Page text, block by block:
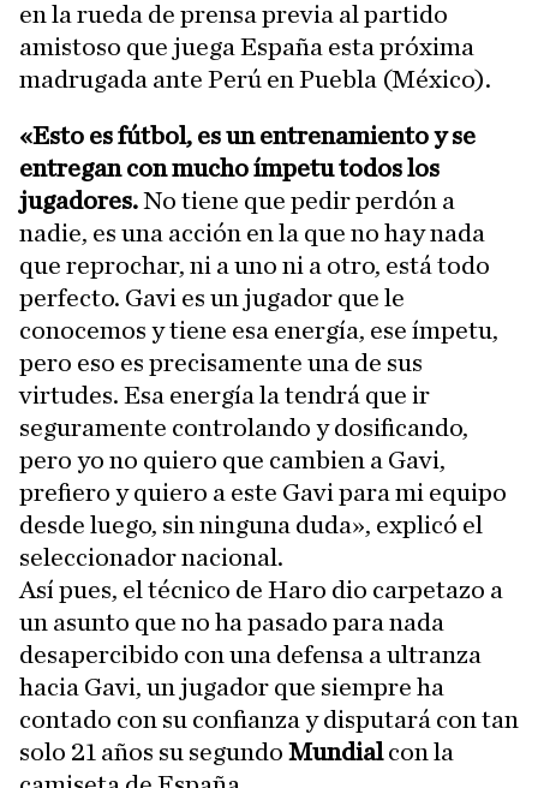
en la rueda de prensa previa al partido
amistoso que juega España esta próxima
madrugada ante Perú en Puebla (México).
«Esto es fútbol, es un entrenamiento y se
entregan con mucho ímpetu todos los
jugadores.No tiene que pedir perdón a
nadie, es una acción en la que no hay nada
que reprochar, ni a uno ni a otro, está todo
perfecto. Gavi es un jugador que le
conocemos y tiene esa energía, ese ímpetu,
pero eso es precisamente una de sus
virtudes. Esa energía la tendrá que ir
seguramente controlando y dosificando,
pero yo no quiero que cambien a Gavi,
prefiero y quiero a este Gavi para mi equipo
desde luego, sin ninguna duda», explicó el
seleccionador nacional.
Así pues, el técnico de Haro dio carpetazo a
un asunto que no ha pasado para nada
desapercibido con una defensa a ultranza
hacia Gavi, un jugador que siempre ha
contado con su confianza y disputará con tan
solo 21 años su segundo Mundialcon la